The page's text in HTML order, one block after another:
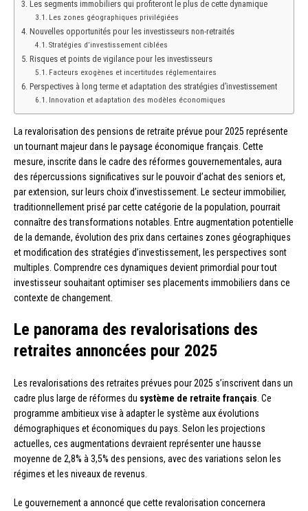
Les segments immobiliers qui profiteront le plus de cette dynamique
Les zones géographiques privilégiées
Nouvelles opportunités pour les investisseurs non-retraités
Stratégies d’investissement ciblées
Risques et points de vigilance pour les investisseurs
Facteurs exogènes et incertitudes réglementaires
Perspectives à long terme et adaptation des stratégies d’investissement
Innovation et adaptation des modèles économiques
La revalorisation des pensions de retraite prévue pour 2025 représente
un tournant majeur dans le paysage économique français. Cette
mesure, inscrite dans le cadre des réformes gouvernementales, aura
des répercussions significatives sur le pouvoir d’achat des seniors et,
par extension, sur leurs choix d’investissement. Le secteur immobilier,
traditionnellement prisé par cette catégorie de la population, pourrait
connaître des transformations notables. Entre augmentation potentielle
de la demande, évolution des prix dans certaines zones géographiques
et modification des stratégies d’investissement, les perspectives sont
multiples. Comprendre ces dynamiques devient primordial pour tout
investisseur souhaitant optimiser ses placements immobiliers dans ce
contexte de changement.
Le panorama des revalorisations des
retraites annoncées pour 2025
Les revalorisations des retraites prévues pour 2025 s’inscrivent dans un
cadre plus large de réformes du système de retraite français . Ce
programme ambitieux vise à adapter le système aux évolutions
démographiques et économiques du pays. Selon les projections
actuelles, ces augmentations devraient représenter une hausse
moyenne de 2,8% à 3,5% des pensions, avec des variations selon les
régimes et les niveaux de revenus.
Le gouvernement a annoncé que cette revalorisation concernera